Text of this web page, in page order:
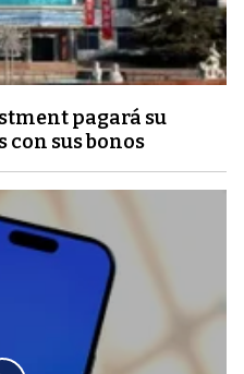
pagará su
con sus bonos